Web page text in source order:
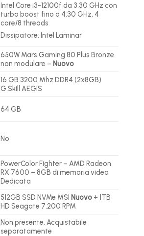
Intel Core i3-12100f da 3.30 GHz con
turbo boost fino a 4.30 GHz, 4
core/8 threads
Dissipatore: Intel Laminar
650W Mars Gaming 80 Plus Bronze
non modulare – Nuovo
16 GB 3200 Mhz DDR4 (2x8GB)
G.Skill AEGIS
64 GB
No
PowerColor Fighter – AMD Radeon
RX 7600 – 8GB di memoria video
Dedicata
512GB SSD NVMe MSI Nuovo+ 1TB
HD Seagate 7.200 RPM
Non presente, Acquistabile
separatamente